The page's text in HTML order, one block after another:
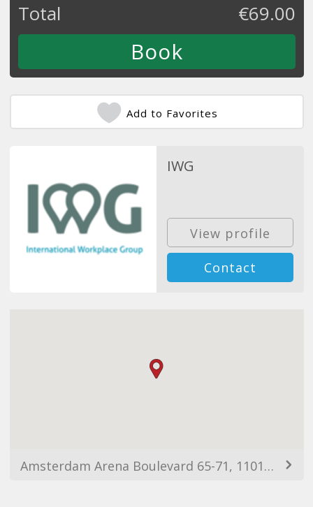
Total
€69.00
Add to Favorites
IWG
View profile
Contact
Amsterdam Arena Boulevard 65-71, 1101 DL Amsterdam, Netherlands